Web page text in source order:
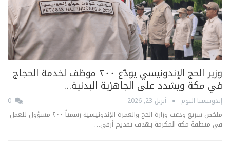
وزير الحج الإندونيسي يودّع ٢٠٠ موظف لخدمة الحجاج
في مكة ويشدد على الجاهزية البدنية…
إندونيسيا اليوم أبريل 23, 2026
ملخص سريع ودعت وزارة الحج والعمرة الإندونيسية رسمياً ٢٠٠ مسؤول للعمل
في منطقة مكة المكرمة بهدف تقديم أرقى…